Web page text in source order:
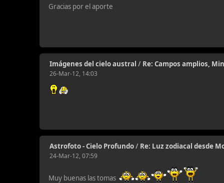
Gracias por el aporte
Imágenes del cielo austral / Re: Campos amplios,
26-Mar-12, 14:03
Astrofoto - Cielo Profundo/ Re: Luz zodiacal desde
24-Mar-12, 07:59
Muy buenas las tomas